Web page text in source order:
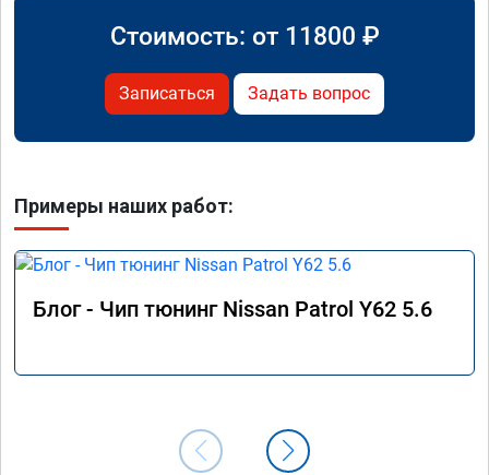
Стоимость: от 11800 ₽
Записаться Задать вопрос
Примеры наших работ:
Блог - Чип тюнинг Nissan Patrol Y62 5.6